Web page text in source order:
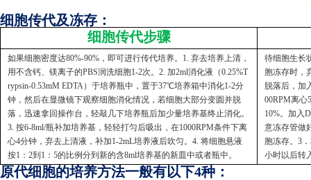
细胞传代及冻存：
细胞传代步骤
如果细胞密度达80%-90%，即可进行传代培养。1. 弃去培养上清，
用不含钙、镁离子的PBS润洗细胞1-2次。2. 加2ml消化液（0.25%T
rypsin-0.53mM EDTA）于培养瓶中，置于37℃培养箱中消化1-2分
钟，然后在显微镜下观察细胞消化情况，若细胞大部分变圆并脱
落，迅速拿回操作台，轻敲几下培养瓶后加少量培养基终止消化。
3. 按6-8ml/瓶补加培养基，轻轻打匀后吸出，在1000RPM条件下离
心4分钟，弃去上清液，补加1-2mL培养液后吹匀。4. 将细胞悬液
按1：2到1：5的比例分到新的含8ml培养基的新皿中或者瓶中。
待细胞生长
胞冻存时，
脱落后，加
00RPM离心
10%。加入
意冻存管做
胞冻存。3
小时以后转
原代细胞的培养方法一般有以下4种：